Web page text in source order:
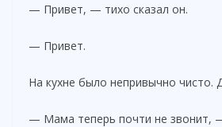
— Привет, — тихо сказал он.
— Привет.
На кухне было непривычно чисто.
— Мама теперь почти не звонит,